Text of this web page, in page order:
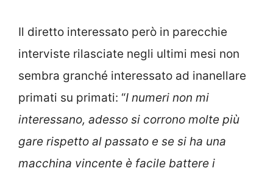
Il diretto interessato però in parecchie
interviste rilasciate negli ultimi mesi non
sembra granché interessato ad inanellare
primati su primati: “I numeri non mi
interessano, adesso si corrono molte più
gare rispetto al passato e se si ha una
macchina vincente è facile battere i